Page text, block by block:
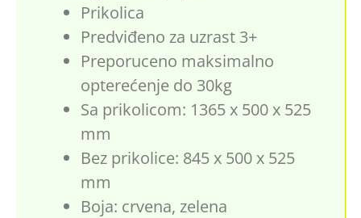
Prikolica
Predviđeno za uzrast 3+
Preporuceno maksimalno
opterećenje do 30kg
Sa prikolicom: 1365 x 500 x 525
mm
Bez prikolice: 845 x 500 x 525
mm
Boja: crvena, zelena